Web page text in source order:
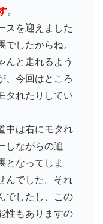
。
スを迎えました
したからね。
んと走れるよう
、今回はところ
タれたりしてい
中は右にモタれ
しながらの追
となってしま
んでした。それ
でしたし、この
性もありますの